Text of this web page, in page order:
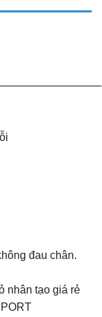
đau chân.
nhân tạo giá rẻ